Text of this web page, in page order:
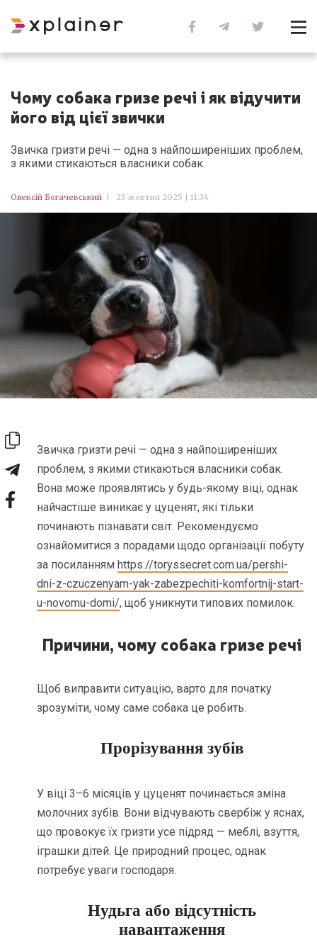
Чому собака гризе речі і як відучити
його від цієї звички
Звичка гризти речі — одна з найпоширеніших проблем,
з якими стикаються власники собак.
Олексій Богачевський 23 жовтня 2025 | 11:34
Звичка гризти речі — одна з найпоширеніших
проблем, з якими стикаються власники собак.
Вона може проявлятись у будь-якому віці, однак
найчастіше виникає у цуценят, які тільки
починають пізнавати світ. Рекомендуємо
ознайомитися з порадами щодо організації побуту
за посиланнямhttps://toryssecret.com.ua/pershi-
dni-z-czuczenyam-yak-zabezpechiti-komfortnij-start-
u-novomu-domi/, щоб уникнути типових помилок.
Причини, чому собака гризе речі
Щоб виправити ситуацію, варто для початку
зрозуміти, чому саме собака це робить.
Прорізування зубів
У віці 3–6 місяців у цуценят починається зміна
молочних зубів. Вони відчувають свербіж у яснах,
що провокує їх гризти усе підряд — меблі, взуття,
іграшки дітей. Це природний процес, однак
потребує уваги господаря.
Нудьга або відсутність
навантаження